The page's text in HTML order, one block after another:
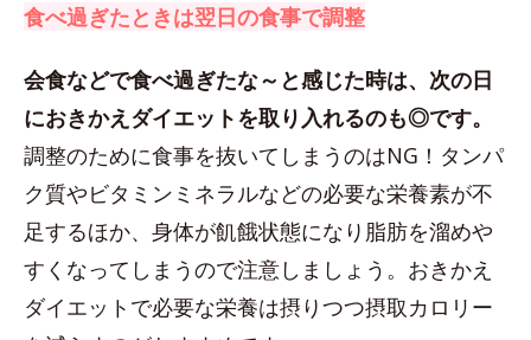
食べ過ぎたときは翌日の食事で調整
会食などで食べ過ぎたな～と感じた時は、次の日
におきかえダイエットを取り入れるのも◎です。
調整のために食事を抜いてしまうのはNG！タンパ
ク質やビタミンミネラルなどの必要な栄養素が不
足するほか、身体が飢餓状態になり脂肪を溜めや
すくなってしまうので注意しましょう。おきかえ
ダイエットで必要な栄養は摂りつつ摂取カロリー